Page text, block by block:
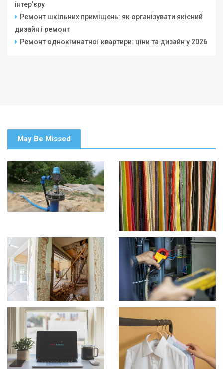
інтер’єру
Ремонт шкільних приміщень: як організувати якісний
дизайн і ремонт
Ремонт однокімнатної квартири: ціни та дизайн у 2026
May Be Missed